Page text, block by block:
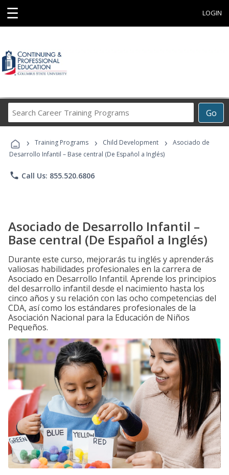
☰ LOGIN
Go
Career
Programs
› Training Programs › Child Development ›
Asociado de
Desarrollo Infantil – Base central (De Español a Inglés)
phone Call Us: 855.520.6806
Asociado de Desarrollo Infantil –
Base central (De Español a Inglés)
Durante este curso, mejorarás tu inglés y aprenderás
valiosas habilidades profesionales en la carrera de
Asociado en Desarrollo Infantil. Aprende los principios
del desarrollo infantil desde el nacimiento hasta los
cinco años y su relación con las ocho competencias del
CDA, así como los estándares profesionales de la
Asociación Nacional para la Educación de Niños
Pequeños.